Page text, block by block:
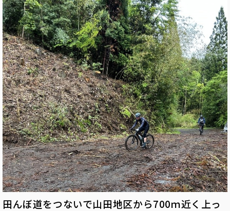
田んぼ道をつないで山田地区から700ｍ近く上っ